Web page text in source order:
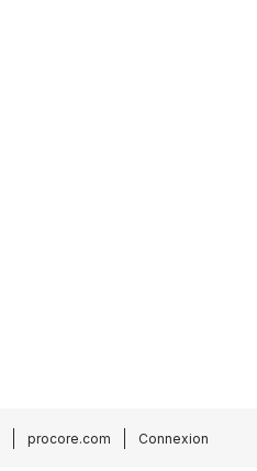
procore.com Connexion